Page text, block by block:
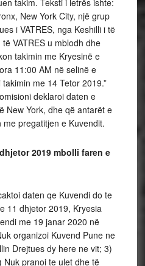
takim. Teksti i letrës ishte:
New York City, një grup
i VATRES, nga Keshilli i të
VATRES u mblodh dhe
takimin me Kryesinë e
11:00 AM në selinë e
me 14 Tetor 2019.”
deklaroi daten e
New York, dhe që antarët e
pregatitjen e Kuvendit.
2019 mbolli faren e
daten qe Kuvendi do te
11 dhjetor 2019, Kryesia
me 19 janar 2020 në
organizoi Kuvend Pune ne
Drejtues dy here ne vit; 3)
Nuk pranoi te ulet dhe të